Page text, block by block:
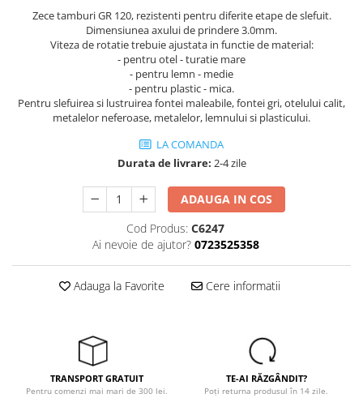
Foarfece de tuns gard viu si
arbusti
Masini si tractorase de tuns
Trimmere
Motosape si motoburghie
Motosapatoare
Mănuși protecție
Pompe submersibile
Prim ajutor
Protecția capului
Zece tamburi GR 120, rezistenti pentru diferite etape de slefuit.
Dimensiunea axului de prindere 3.0mm.
Viteza de rotatie trebuie ajustata in functie de material:
- pentru otel - turatie mare
- pentru lemn - medie
- pentru plastic - mica.
Pentru slefuirea si lustruirea fontei maleabile, fontei gri, otelului calit,
metalelor neferoase, metalelor, lemnului si plasticului.
LA COMANDA
Durata de livrare: 2-4 zile
ADAUGA IN COS
Cod Produs: C6247
Ai nevoie de ajutor? 0723525358
Adauga la Favorite Cere informatii
TRANSPORT GRATUIT
Pentru comenzi mai mari de 300 lei.
TE-AI RĂZGÂNDIT?
Poți returna produsul în 14 zile.